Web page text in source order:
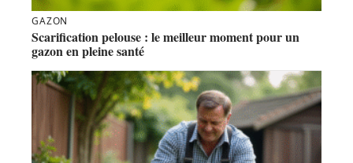
GAZON
Scarification pelouse : le meilleur moment pour un
gazon en pleine santé